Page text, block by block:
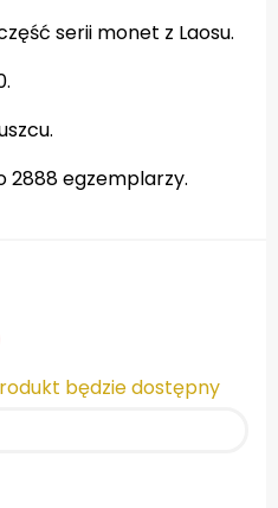
serii monet z Laosu.
2888 egzemplarzy.
będzie dostępny